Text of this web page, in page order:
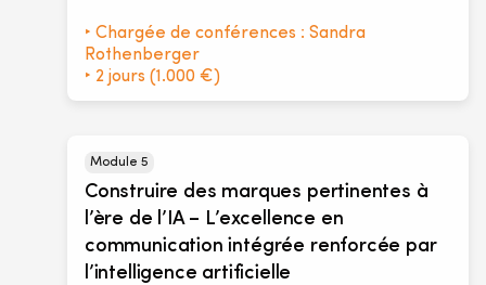
‣ Chargée de conférences : Sandra
Rothenberger
‣ 2 jours (1.000 €)
Module 5
Construire des marques pertinentes à
l’ère de l’IA – L’excellence en
communication intégrée renforcée par
l’intelligence artificielle